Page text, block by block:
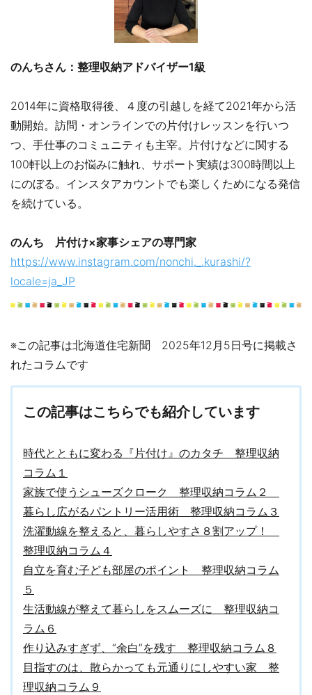
のんちさん：整理収納アドバイザー1級
2014年に資格取得後、４度の引越しを経て2021年から活
動開始。訪問・オンラインでの片付けレッスンを行いつ
つ、手仕事のコミュニティも主宰。片付けなどに関する
100軒以上のお悩みに触れ、サポート実績は300時間以上
にのぼる。インスタアカウントでも楽しくためになる発信
を続けている。
のんち 片付け×家事シェアの専門家
https://www.instagram.com/nonchi._.kurashi/?
locale=ja_JP
※この記事は北海道住宅新聞 2025年12月5日号に掲載さ
れたコラムです
この記事はこちらでも紹介しています
時代とともに変わる『片付け』のカタチ 整理収納
コラム１
家族で使うシューズクローク 整理収納コラム２
暮らし広がるパントリー活用術 整理収納コラム３
洗濯動線を整えると、暮らしやすさ８割アップ！
整理収納コラム４
自立を育む子ども部屋のポイント 整理収納コラム
５
生活動線が整えて暮らしをスムーズに 整理収納コ
ラム６
作り込みすぎず、“余白”を残す 整理収納コラム８
目指すのは、散らかっても元通りにしやすい家 整
理収納コラム９